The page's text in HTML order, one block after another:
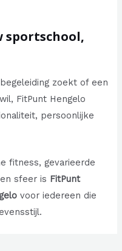
sportschool,
zoekt of een
FitPunt Hengelo
persoonlijke
fitness, gevarieerde
sfeer is FitPunt
voor iedereen die